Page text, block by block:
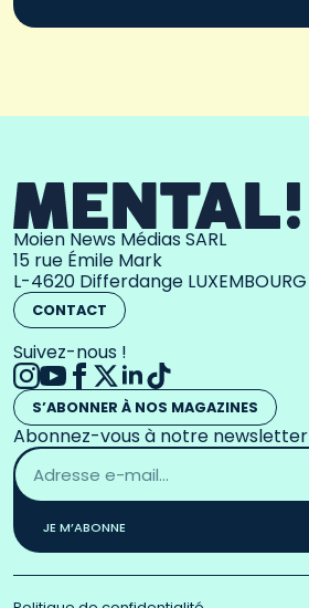
Moien News Médias SARL
15 rue Émile Mark
L-4620 Differdange LUXEMBOURG
CONTACT
Suivez-nous !
S’ABONNER À NOS MAGAZINES
Abonnez-vous à notre newsletter
Adresse
email
*
JE M’ABONNE